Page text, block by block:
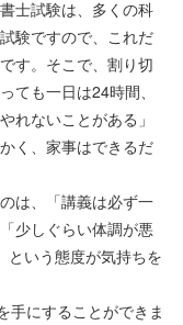
士試験は、多くの科
験ですので、これだ
す。そこで、割り切
ても一日は24時間、
れないことがある」
く、家事はできるだ
は、「講義は必ず一
少しぐらい体調が悪
という態度が気持ちを
手にすることができま